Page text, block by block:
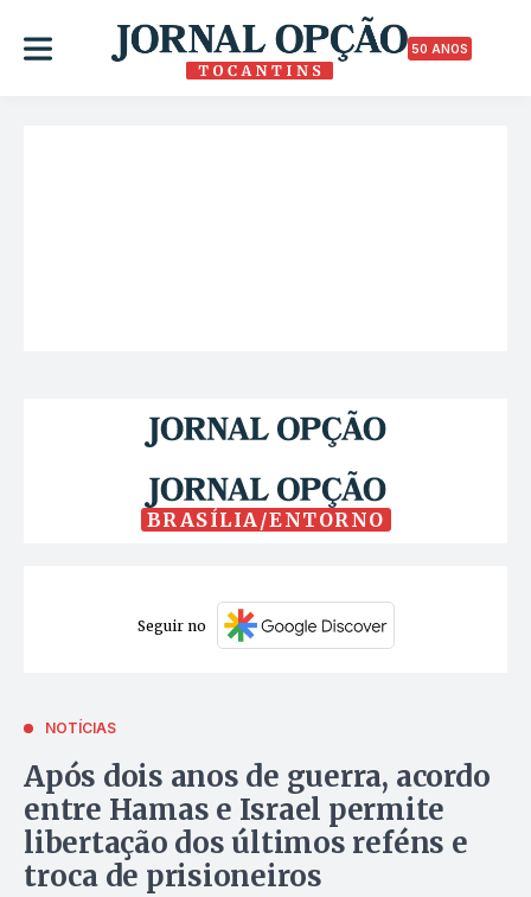
50 ANOS
BRASÍLIA/ENTORNO
Seguir no
NOTÍCIAS
Após dois anos de guerra, acordo
entre Hamas e Israel permite
libertação dos últimos reféns e
troca de prisioneiros